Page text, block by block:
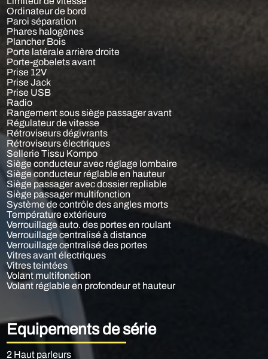
Ordinateur de bord
Paroi séparation
Phares halogènes
Plancher Bois
Porte latérale arrière droite
Porte-gobelets avant
Prise 12V
Prise Jack
Prise USB
Radio
Rangement sous siège passager avant
Régulateur de vitesse
Rétroviseurs dégivrants
Rétroviseurs électriques
Sellerie Tissu Kompo
Siège conducteur avec réglage lombaire
Siège conducteur réglable en hauteur
Siège passager avec dossier repliable
Siège passager multifonction
Système de contrôle des angles morts
Température extérieure
Verrouillage auto. des portes en roulant
Verrouillage centralisé à distance
Verrouillage centralisé des portes
Vitres avant électriques
Vitres teintées
Volant multifonction
Volant réglable en profondeur et hauteur
Equipements de série
2 Haut parleurs